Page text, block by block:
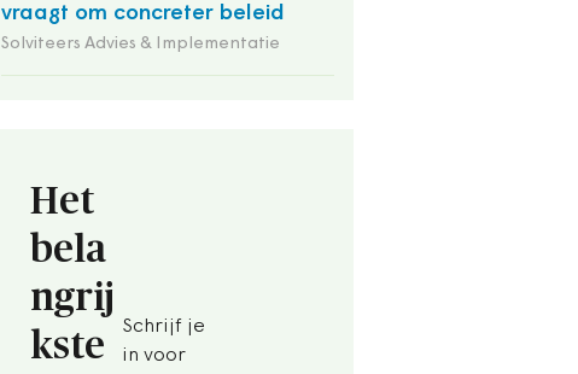
vraagt om concreter beleid
Solviteers Advies & Implementatie
Het
bela
ngrij
kste
Schrijf je
in voor